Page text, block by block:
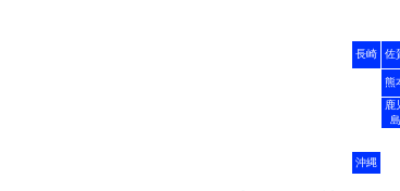
長崎 佐
熊
鹿
島
沖縄